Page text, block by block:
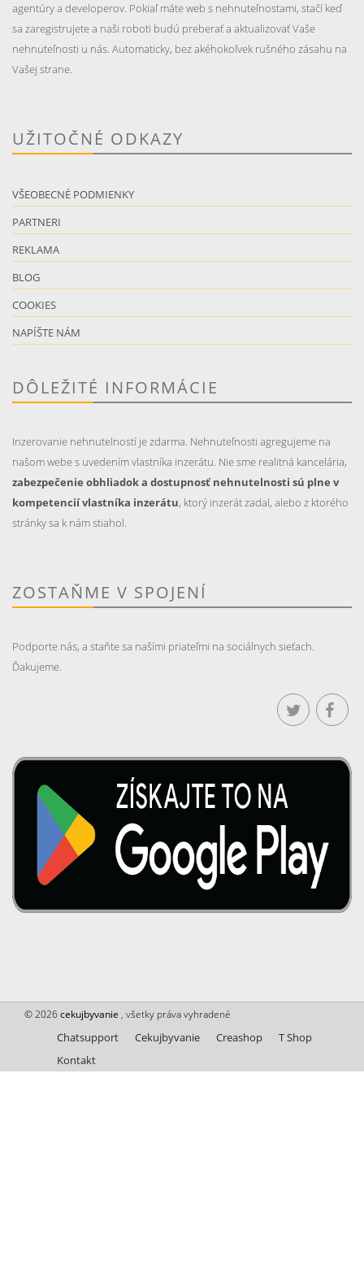
agentúry a developerov. Pokiaľ máte web s nehnuteľnostami, stačí keď
sa zaregistrujete a naši roboti budú preberať a aktualizovať Vaše
nehnuteľnosti u nás. Automaticky, bez akéhokoľvek rušného zásahu na
Vašej strane.
UŽITOČNÉ ODKAZY
VŠEOBECNÉ PODMIENKY
PARTNERI
REKLAMA
BLOG
COOKIES
NAPÍŠTE NÁM
DÔLEŽITÉ INFORMÁCIE
Inzerovanie nehnutelností je zdarma. Nehnuteľnosti agregujeme na
našom webe s uvedením vlastníka inzerátu. Nie sme realitná kancelária,
zabezpečenie obhliadok a dostupnosť nehnutelnosti sú plne v
kompetencií vlastníka inzerátu, ktorý inzerát zadal, alebo z ktorého
stránky sa k nám stiahol.
ZOSTAŇME V SPOJENÍ
Podporte nás, a staňte sa našími priateľmi na sociálnych sieťach.
Ďakujeme.
© 2026cekujbyvanie , všetky práva vyhradené
Chatsupport Cekujbyvanie Creashop
T Shop
Kontakt